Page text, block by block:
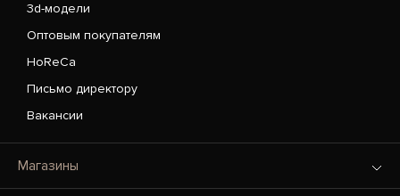
3d-модели
Оптовым покупателям
HoReCa
Письмо директору
Вакансии
Магазины